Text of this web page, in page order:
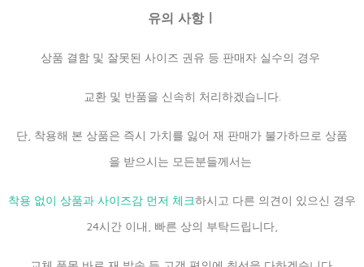
유의 사항ㅣ
상품 결함 및 잘못된 사이즈 권유 등 판매자 실수의 경우
교환 및 반품을 신속히 처리하겠습니다.
단, 착용해 본 상품은 즉시 가치를 잃어 재 판매가 불가하므로 상품
을 받으시는 모든분들께서는
착용 없이 상품과 사이즈감 먼저 체크하시고 다른 의견이 있으신 경우
24시간 이내, 빠른 상의 부탁드립니다,